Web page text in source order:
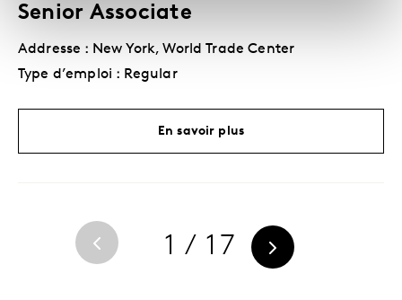
Senior Associate
Addresse : New York, World Trade Center
Type d’emploi : Regular
En savoir plus
1 / 17